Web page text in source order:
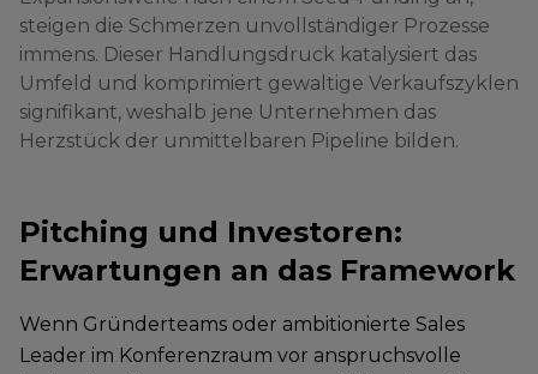
steigen die Schmerzen unvollständiger Prozesse
immens. Dieser Handlungsdruck katalysiert das
Umfeld und komprimiert gewaltige Verkaufszyklen
signifikant, weshalb jene Unternehmen das
Herzstück der unmittelbaren Pipeline bilden.
Pitching und Investoren:
Erwartungen an das Framework
Wenn Gründerteams oder ambitionierte Sales
Leader im Konferenzraum vor anspruchsvolle